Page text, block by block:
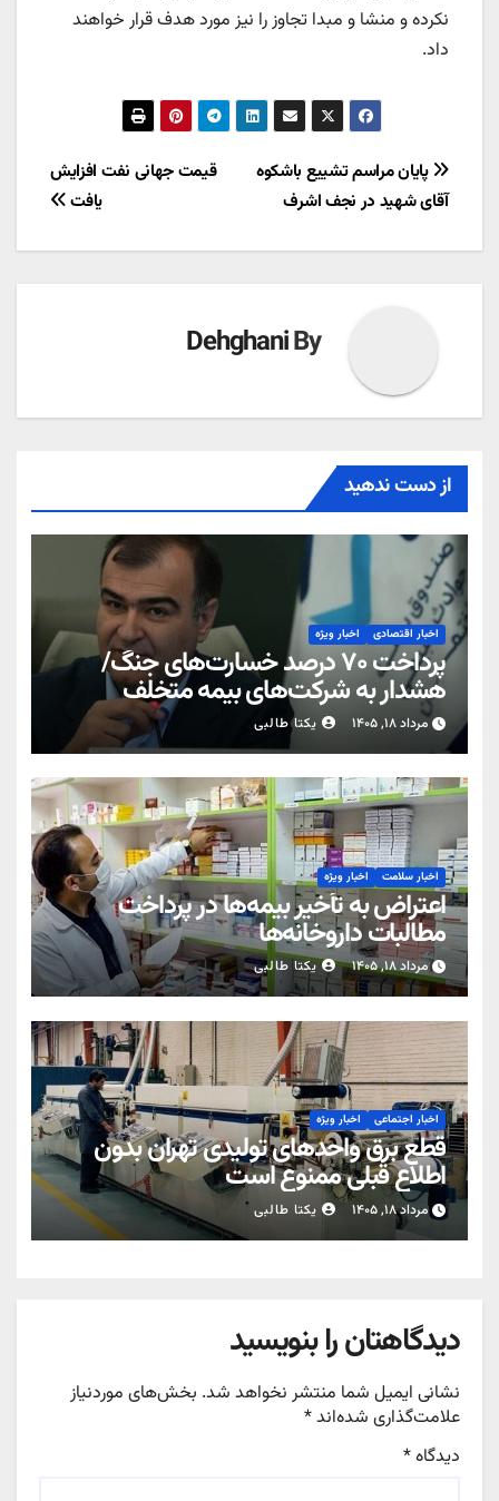
نکرده و منشا و مبدا تجاوز را نیز مورد هدف قرار خواهند
داد.
راهبری
نوشته
قیمت جهانی نفت افزایش
یافت
پایان مراسم تشییع باشکوه
آقای شهید در نجف اشرف
By
Dehghani
از دست ندهید
اخبار اقتصادی اخبار ویژه
پرداخت ۷۰ درصد خسارت‌های جنگ/
هشدار به شرکت‌های بیمه متخلف
مرداد ۱۸, ۱۴۰۵ یکتا طالبی
اخبار سلامت اخبار ویژه
اعتراض به تأخیر بیمه‌ها در پرداخت
مطالبات داروخانه‌ها
مرداد ۱۸, ۱۴۰۵ یکتا طالبی
اخبار اجتماعی اخبار ویژه
قطع برق واحدهای تولیدی تهران بدون
اطلاع قبلی ممنوع است
مرداد ۱۸, ۱۴۰۵ یکتا طالبی
دیدگاهتان را بنویسید
نشانی ایمیل شما منتشر نخواهد شد. بخش‌های موردنیاز
علامت‌گذاری شده‌اند*
دیدگاه*